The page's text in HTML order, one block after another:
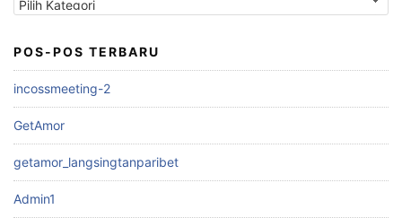
Kategori
POS-POS TERBARU
incossmeeting-2
GetAmor
getamor_langsingtanparibet
Admin1